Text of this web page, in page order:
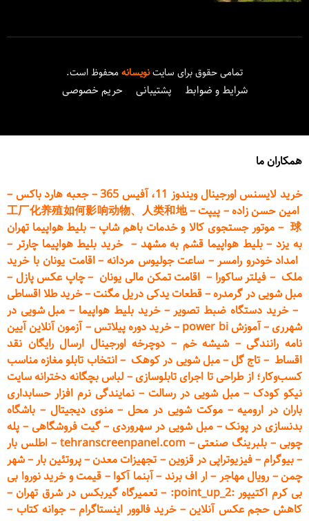
تمامی حقوق برای سایتنویسانهمحفوظ است.
شرایط و ضوابط پشتیبانی حریم خصوصی
همکاران ما
خرید لایسنس اورجینال ویندوز 11، آفیس 365
–جعبه هارد باکس –
امین حسن زاده– پیپت–
工厂化养殖如何影响动物、人类和地
球
– موتور جستجوی کالا و خدمات باهم شاپ– بلیط هواپیما تهران
به یزد–بلیط هواپیما قشم به مشهد –خرید بلیط هواپیما چارتر –
امداد خودرو رامسر– ساعت جولیوس مردانه–اقامت یونان با خرید
ملک – فیلتر ساکورا – اقامت تمکن مالی یونان –چاپ عکس پازل –
مبل شویی در گرمدره–قطعاتیدکی دریل مگنت–خرید طلا اقساطی
–خرید دستگاه ضبط تصویر–خرید بلیط هواپیما –مبل شویی در
شهرری–آموزش power bi –خرید دورهپیلاتس–آزمون آنلاین آیین
نامه رانندگی– شیشه خم – دوچرخه اورجینال ارسال رایگان نقد
اقساط – تاج گل–مبل شویی در کوهک–انتخاب تابلو مغازه مناسب
کسب‌وکار؛ از طراحی تا اجرای تابلوسازی– لباس بچگانه دخترانه سایت
نیکو کودک – مبل شویی در رسالت – نمایندگی نرم افزار حسابداری
باران در ارومیه–موکت شویی در محل–منوی دیجیتال – باشگاه
بدنسازی در پونک–مبل شویی در سهروردی–گیت فروشگاهی – پله
چوبی – بلبرینگ صنعتی–
tehranscreenpanel.com
–اطلس بار
–بیوگرام–فیزیوتراپی در قزوین– تجهیزات معدن–پروتئین بار–شهر
چمن– رویال مهاجر –ار اف برند –آبنما آکوا – قیمت و خرید نوروا بی
بی کرم اکتیپور :point_up_2:
– تعمیرگاه گیربکس در شرق تهران–
کاهش حجم عکس آنلاین–خرید فالوور اینستاگرام–جوانه کتاب –